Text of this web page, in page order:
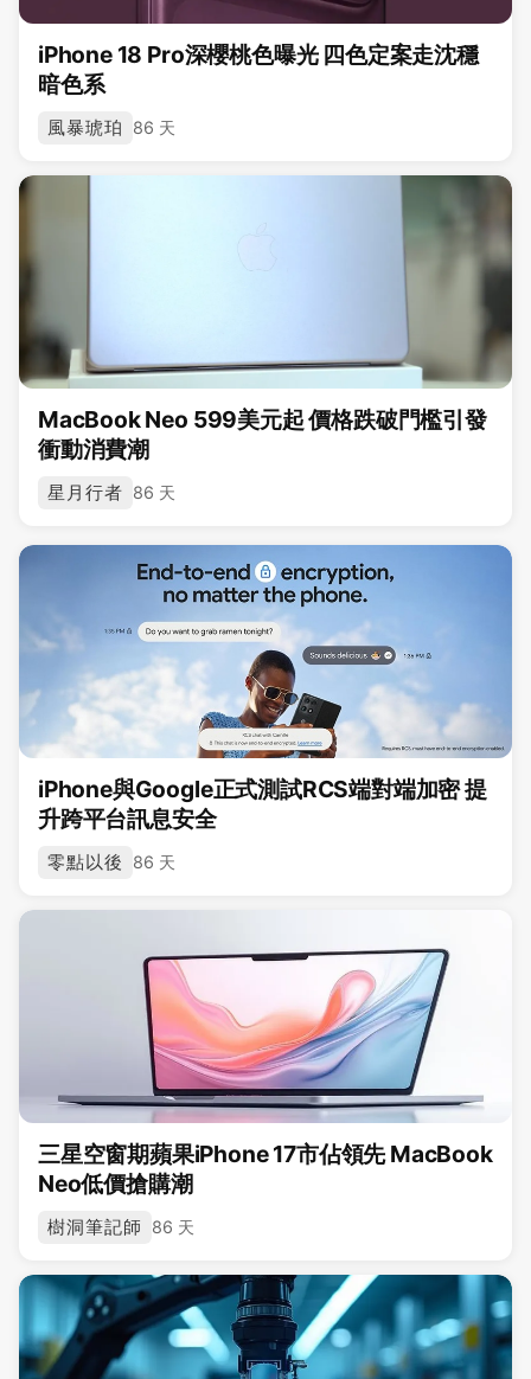
iPhone 18 Pro深櫻桃色曝光 四色定案走沈穩
暗色系
風暴琥珀 86 天
MacBook Neo 599美元起 價格跌破門檻引發
衝動消費潮
星月行者 86 天
iPhone與Google正式測試RCS端對端加密 提
升跨平台訊息安全
零點以後 86 天
三星空窗期蘋果iPhone 17市佔領先 MacBook
Neo低價搶購潮
樹洞筆記師 86 天